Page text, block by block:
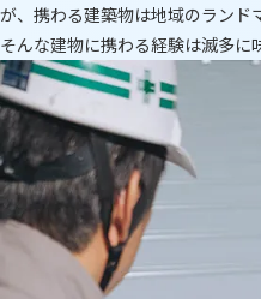
が、携わる建築物は地域のランド
そんな建物に携わる経験は滅多に